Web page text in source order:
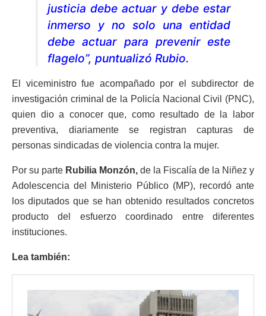
justicia debe actuar y debe estar
inmerso y no solo una entidad
debe actuar para prevenir este
flagelo”, puntualizó Rubio.
El viceministro fue acompañado por el subdirector de
investigación criminal de la Policía Nacional Civil (PNC),
quien dio a conocer que, como resultado de la labor
preventiva, diariamente se registran capturas de
personas sindicadas de violencia contra la mujer.
Por su parte Rubilia Monzón, de la Fiscalía de la Niñez y
Adolescencia del Ministerio Público (MP), recordó ante
los diputados que se han obtenido resultados concretos
producto del esfuerzo coordinado entre diferentes
instituciones.
Lea también: